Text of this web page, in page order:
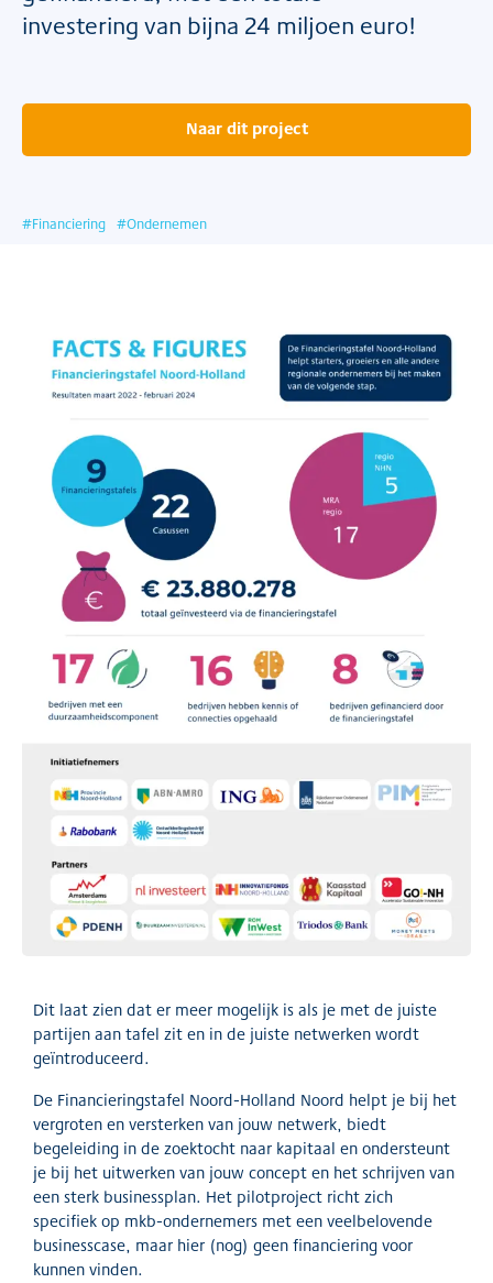
investering van bijna 24 miljoen euro!
Naar dit project
#Financiering #Ondernemen
Dit laat zien dat er meer mogelijk is als je met de juiste
partijen aan tafel zit en in de juiste netwerken wordt
geïntroduceerd.
De Financieringstafel Noord-Holland Noord helpt je bij het
vergroten en versterken van jouw netwerk, biedt
begeleiding in de zoektocht naar kapitaal en ondersteunt
je bij het uitwerken van jouw concept en het schrijven van
een sterk businessplan. Het pilotproject richt zich
specifiek op mkb-ondernemers met een veelbelovende
businesscase, maar hier (nog) geen financiering voor
kunnen vinden.